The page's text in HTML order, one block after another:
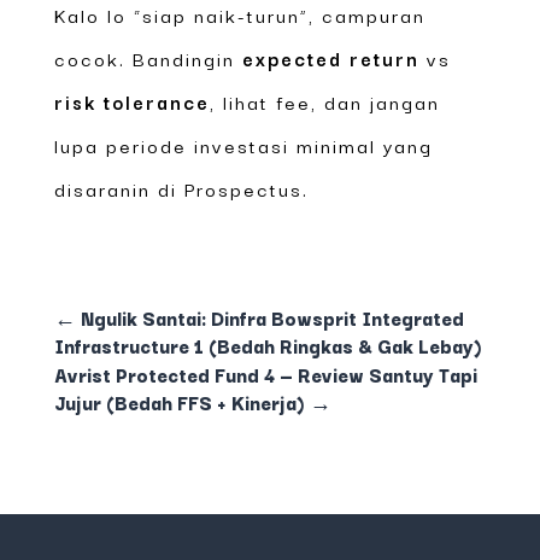
Kalo lo “siap naik-turun”, campuran
cocok. Bandingin expected return vs
risk tolerance , lihat fee, dan jangan
lupa periode investasi minimal yang
disaranin di Prospectus.
← Ngulik Santai: Dinfra Bowsprit Integrated
Infrastructure 1 (Bedah Ringkas & Gak Lebay)
Avrist Protected Fund 4 — Review Santuy Tapi
Jujur (Bedah FFS + Kinerja) →